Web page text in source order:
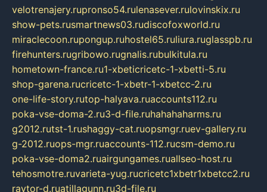
velotrenajery.rupronso54.rulenasever.rulovinskix.ru
show-pets.rusmartnews03.rudiscofoxworld.ru
miraclecoon.rupongup.ruhostel65.ruliura.ruglasspb.ru
firehunters.rugribowo.rugnalis.rubulkitula.ru
hometown-france.ru1-xbeticricetc-1-xbetti-5.ru
shop-garena.rucricetc-1-xbetr-1-xbetcc-2.ru
one-life-story.rutop-halyava.ruaccounts112.ru
poka-vse-doma-2.ru3-d-file.ruhahahaharms.ru
g2012.rutst-1.rushaggy-cat.ruopsmgr.ruev-gallery.ru
g-2012.ruops-mgr.ruaccounts-112.rucsm-demo.ru
poka-vse-doma2.ruairgungames.ruallseo-host.ru
tehosmotre.ruvarieta-yug.rucricetc1xbetr1xbetcc2.ru
raytor-d.ruatillagunn.ru3d-file.ru